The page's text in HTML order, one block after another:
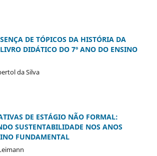
DE TÓPICOS DA HISTÓRIA DA
DIDÁTICO DO 7º ANO DO ENSINO
da Silva
DE ESTÁGIO NÃO FORMAL:
SUSTENTABILIDADE NOS ANOS
FUNDAMENTAL